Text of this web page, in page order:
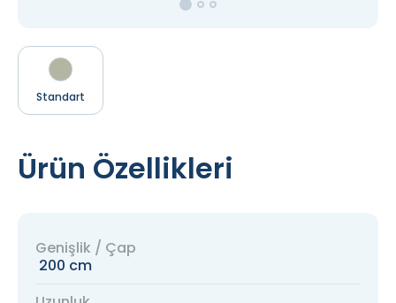
Standart
Ürün Özellikleri
Genişlik / Çap
200 cm